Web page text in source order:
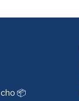
📦